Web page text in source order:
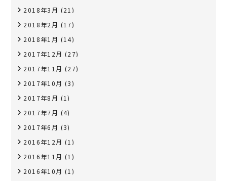
2018年3月 (21)
2018年2月 (17)
2018年1月 (14)
2017年12月 (27)
2017年11月 (27)
2017年10月 (3)
2017年8月 (1)
2017年7月 (4)
2017年6月 (3)
2016年12月 (1)
2016年11月 (1)
2016年10月 (1)